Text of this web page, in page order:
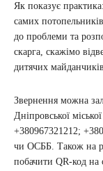
Як показує
самих
до проблеми та
скарга, скажімо
дитячих
Звернення можна
Дніпровської
+380967321212;
чи ОСББ. Також на
побачити QR-код на